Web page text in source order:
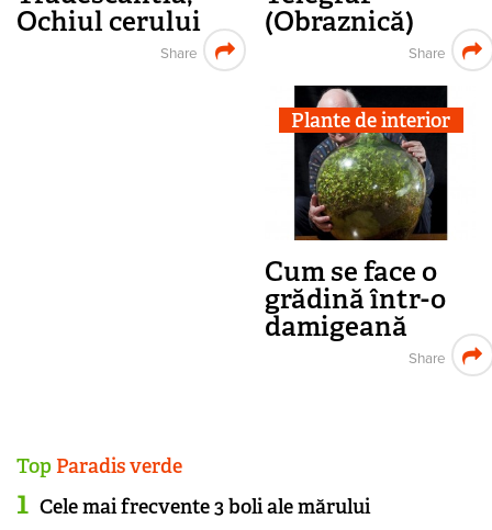
Ochiul cerului
Share
(Obraznică)
Share
Plante de interior
Cum se face o
grădină într-o
damigeană
Share
Top Paradis verde
Cele mai frecvente 3 boli ale mărului